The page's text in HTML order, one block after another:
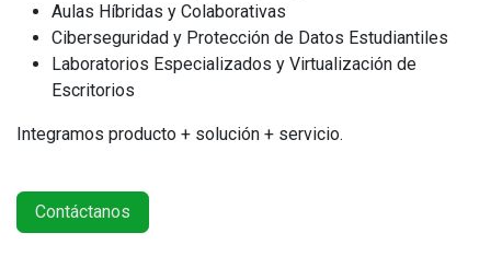
Aulas Híbridas y Colaborativas
Ciberseguridad y Protección de Datos Estudiantiles
Laboratorios Especializados y Virtualización de
Escritorios
Integramos producto + solución + servicio.
Contáctanos